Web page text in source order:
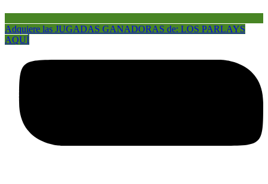
Adquiere las JUGADAS GANADORAS de: LOS PARLAYS
AQUÍ